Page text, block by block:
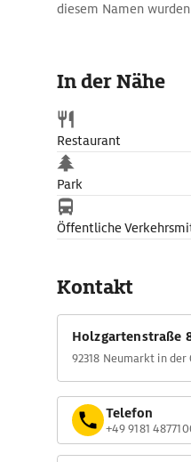
diesem Namen
In der Nähe
Restaurant
Park
Öffentliche
Kontakt
Holzgartenstraße
92318 Neumarkt in
Telefon
+49 9181